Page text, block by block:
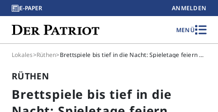
E-PAPER ANMELDEN
MENÜ
Lokales>Rüthen> Brettspiele bis tief in die Nacht: Spieletage feiern gelungene Premiere in Rüthen
RÜTHEN
Brettspiele bis tief in die